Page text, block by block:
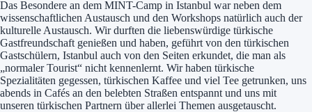
Das Besondere an dem MINT-Camp in Istanbul war neben dem
wissenschaftlichen Austausch und den Workshops natürlich auch der
kulturelle Austausch. Wir durften die liebenswürdige türkische
Gastfreundschaft genießen und haben, geführt von den türkischen
Gastschülern, Istanbul auch von den Seiten erkundet, die man als
„normaler Tourist“ nicht kennenlernt. Wir haben türkische
Spezialitäten gegessen, türkischen Kaffee und viel Tee getrunken, uns
abends in Cafés an den belebten Straßen entspannt und uns mit
unseren türkischen Partnern über allerlei Themen ausgetauscht.